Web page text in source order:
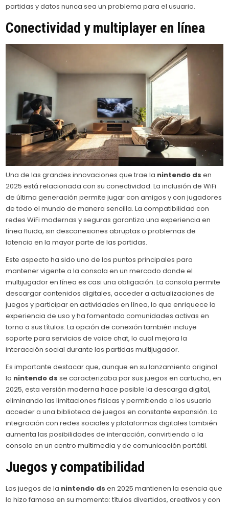
partidas y datos nunca sea un problema para el usuario.
Conectividad y multiplayer en línea
Una de las grandes innovaciones que trae la nintendo ds en
2025 está relacionada con su conectividad. La inclusión de WiFi
de última generación permite jugar con amigos y con jugadores
de todo el mundo de manera sencilla. La compatibilidad con
redes WiFi modernas y seguras garantiza una experiencia en
línea fluida, sin desconexiones abruptas o problemas de
latencia en la mayor parte de las partidas.
Este aspecto ha sido uno de los puntos principales para
mantener vigente a la consola en un mercado donde el
multijugador en línea es casi una obligación. La consola permite
descargar contenidos digitales, acceder a actualizaciones de
juegos y participar en actividades en línea, lo que enriquece la
experiencia de uso y ha fomentado comunidades activas en
torno a sus títulos. La opción de conexión también incluye
soporte para servicios de voice chat, lo cual mejora la
interacción social durante las partidas multijugador.
Es importante destacar que, aunque en su lanzamiento original
la nintendo ds se caracterizaba por sus juegos en cartucho, en
2025, esta versión moderna hace posible la descarga digital,
eliminando las limitaciones físicas y permitiendo a los usuario
acceder a una biblioteca de juegos en constante expansión. La
integración con redes sociales y plataformas digitales también
aumenta las posibilidades de interacción, convirtiendo a la
consola en un centro multimedia y de comunicación portátil.
Juegos y compatibilidad
Los juegos de la nintendo ds en 2025 mantienen la esencia que
la hizo famosa en su momento: títulos divertidos, creativos y con